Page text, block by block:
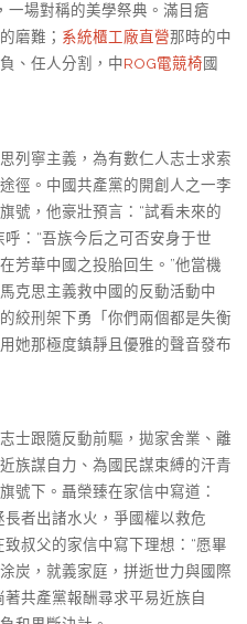
一場對稱的美學祭典。滿目瘡
磨難； 系統櫃工廠直營那時的中
、任人分割，中ROG電競椅國
寧主義，為有數仁人志士求索
徑。中國共產黨的開創人之一李
號，他豪壯預言：“試看未來的
：“吾族今后之可否安身于世
芳華中國之投胎回生。”他當機
克思主義救中國的反動活動中
絞刑架下勇「你們兩個都是失衡
她那極度鎮靜且優雅的聲音發布
跟隨反動前驅，拋家舍業、離
族謀自力、為國民謀束縛的汗青
號下。聶榮臻在家信中寫道：
者出諸水火，爭國權以救危
叔父的家信中寫下理想：“愿畢
炭，就義家庭，拼逝世力與國際
共產黨報酬尋求平易近族自